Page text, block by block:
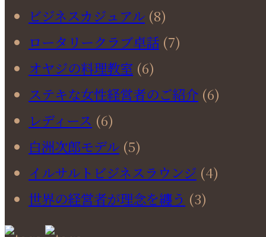
ビジネスカジュアル (8)
ロータリークラブ卓話 (7)
オヤジの料理教室 (6)
ステキな女性経営者のご紹介 (6)
レディース (6)
白洲次郎モデル (5)
イルサルトビジネスラウンジ (4)
世界の経営者が理念を纏う (3)